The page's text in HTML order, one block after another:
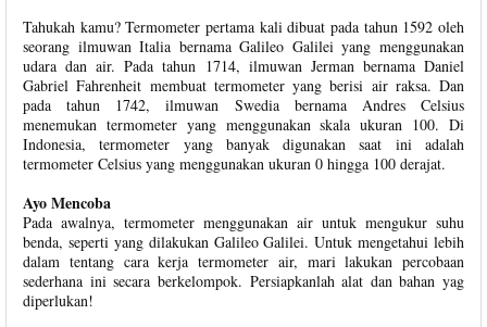
Tahukah kamu? Termometer pertama kali dibuat pada tahun 1592 oleh
seorang ilmuwan Italia bernama Galileo Galilei yang menggunakan
udara dan air. Pada tahun 1714, ilmuwan Jerman bernama Daniel
Gabriel Fahrenheit membuat termometer yang berisi air raksa. Dan
pada tahun 1742, ilmuwan Swedia bernama Andres Celsius
menemukan termometer yang menggunakan skala ukuran 100. Di
Indonesia, termometer yang banyak digunakan saat ini adalah
termometer Celsius yang menggunakan ukuran 0 hingga 100 derajat.
Ayo Mencoba
Pada awalnya, termometer menggunakan air untuk mengukur suhu
benda, seperti yang dilakukan Galileo Galilei. Untuk mengetahui lebih
dalam tentang cara kerja termometer air, mari lakukan percobaan
sederhana ini secara berkelompok. Persiapkanlah alat dan bahan yag
diperlukan!